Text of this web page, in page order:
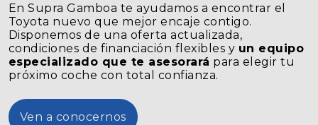
En Supra Gamboa te ayudamos a encontrar el
Toyota nuevo que mejor encaje contigo.
Disponemos de una oferta actualizada,
condiciones de financiación flexibles y un equipo
especializado que te asesorará para elegir tu
próximo coche con total confianza.
Ven a conocernos